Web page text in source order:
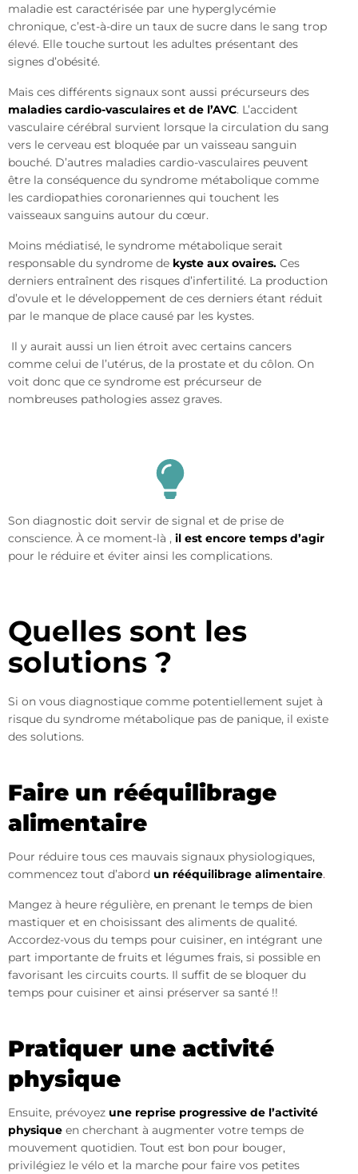
maladie est caractérisée par une hyperglycémie
chronique, c’est-à-dire un taux de sucre dans le sang trop
élevé. Elle touche surtout les adultes présentant des
signes d’obésité.
Mais ces différents signaux sont aussi précurseurs des
maladies cardio-vasculaires et de l’AVC. L’accident
vasculaire cérébral survient lorsque la circulation du sang
vers le cerveau est bloquée par un vaisseau sanguin
bouché. D’autres maladies cardio-vasculaires peuvent
être la conséquence du syndrome métabolique comme
les cardiopathies coronariennes qui touchent les
vaisseaux sanguins autour du cœur.
Moins médiatisé, le syndrome métabolique serait
responsable du syndrome de kyste aux ovaires. Ces
derniers entraînent des risques d’infertilité. La production
d’ovule et le développement de ces derniers étant réduit
par le manque de place causé par les kystes.
Il y aurait aussi un lien étroit avec certains cancers
comme celui de l’utérus, de la prostate et du côlon. On
voit donc que ce syndrome est précurseur de
nombreuses pathologies assez graves.
Son diagnostic doit servir de signal et de prise de
conscience. À ce moment-là , il est encore temps d’agir
pour le réduire et éviter ainsi les complications.
Quelles sont les
solutions ?
Si on vous diagnostique comme potentiellement sujet à
risque du syndrome métabolique pas de panique, il existe
des solutions.
Faire un rééquilibrage
alimentaire
Pour réduire tous ces mauvais signaux physiologiques,
commencez tout d’abord un rééquilibrage alimentaire.
Mangez à heure régulière, en prenant le temps de bien
mastiquer et en choisissant des aliments de qualité.
Accordez-vous du temps pour cuisiner, en intégrant une
part importante de fruits et légumes frais, si possible en
favorisant les circuits courts. Il suffit de se bloquer du
temps pour cuisiner et ainsi préserver sa santé !!
Pratiquer une activité
physique
Ensuite, prévoyez une reprise progressive de l’activité
physique en cherchant à augmenter votre temps de
mouvement quotidien. Tout est bon pour bouger,
privilégiez le vélo et la marche pour faire vos petites